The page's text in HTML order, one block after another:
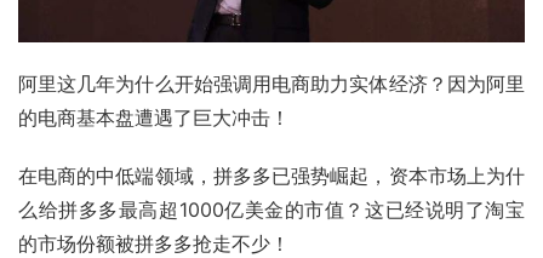
阿里这几年为什么开始强调用电商助力实体经济？因为阿里
的电商基本盘遭遇了巨大冲击！
在电商的中低端领域，拼多多已强势崛起， 资本市场上为什
么给拼多多最高超1000亿美金的市值？这已经说明了淘宝
的市场份额被拼多多抢走不少！